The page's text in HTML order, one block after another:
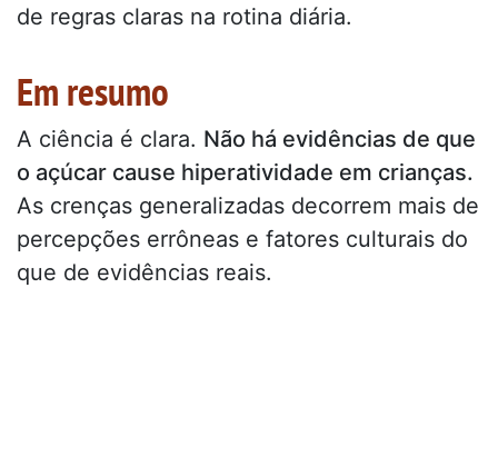
de regras claras na rotina diária.
Em resumo
A ciência é clara. Não há evidências de que
o açúcar cause hiperatividade em crianças.
As crenças generalizadas decorrem mais de
percepções errôneas e fatores culturais do
que de evidências reais.